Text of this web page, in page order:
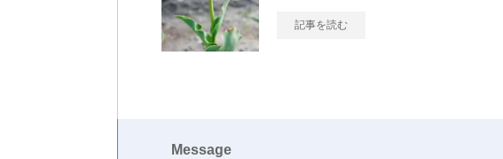
記事を読む
Message